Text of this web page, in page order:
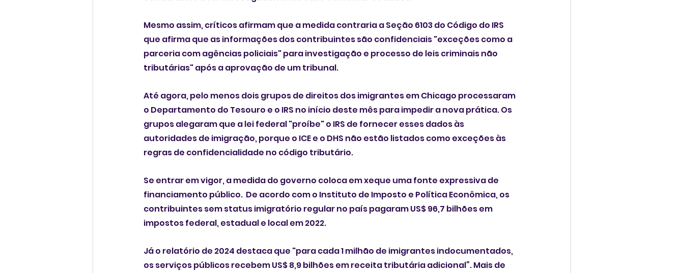
Mesmo assim, críticos afirmam que a medida contraria a Seção 6103 do Código do IRS
que afirma que as informações dos contribuintes são confidenciais "exceções como a
parceria com agências policiais" para investigação e processo de leis criminais não
tributárias" após a aprovação de um tribunal.
Até agora, pelo menos dois grupos de direitos dos imigrantes em Chicago processaram
o Departamento do Tesouro e o IRS no início deste mês para impedir a nova prática. Os
grupos alegaram que a lei federal "proíbe" o IRS de fornecer esses dados às
autoridades de imigração, porque o ICE e o DHS não estão listados como exceções às
regras de confidencialidade no código tributário.
Se entrar em vigor, a medida do governo coloca em xeque uma fonte expressiva de
financiamento público.  De acordo com o Instituto de Imposto e Política Econômica, os
contribuintes sem status imigratório regular no país pagaram US$ 96,7 bilhões em
impostos federal, estadual e local em 2022.
Já o relatório de 2024 destaca que "para cada 1 milhão de imigrantes indocumentados,
os serviços públicos recebem US$ 8,9 bilhões em receita tributária adicional”. Mais de